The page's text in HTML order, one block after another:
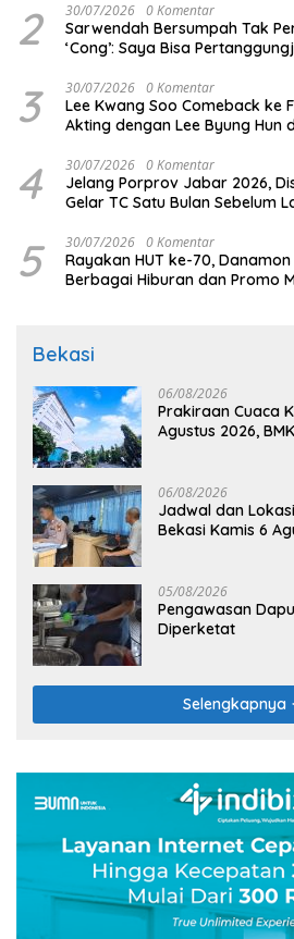
2 30/07/2026 0 Komentar
Sarwendah Bersumpah Tak
‘Cong’: Saya Bisa
3 30/07/2026 0 Komentar
Lee Kwang Soo Comeback ke
Akting dengan Lee Byung Hun
4 30/07/2026 0 Komentar
Jelang Porprov Jabar 2026,
Gelar TC Satu Bulan Sebelum
5 30/07/2026 0 Komentar
Rayakan HUT ke-70,
Berbagai Hiburan dan Promo
Bekasi
06/08/2026
Prakiraan Cuaca
Agustus 2026,
06/08/2026
Jadwal dan
Bekasi Kamis 6
05/08/2026
Pengawasan
Diperketat
Selengkapnya